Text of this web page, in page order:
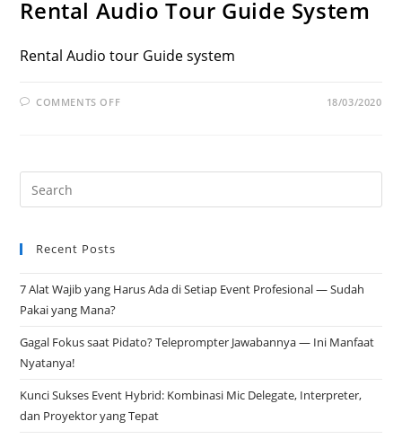
Rental Audio Tour Guide System
Rental Audio tour Guide system
COMMENTS OFF 18/03/2020
Recent Posts
7 Alat Wajib yang Harus Ada di Setiap Event Profesional — Sudah
Pakai yang Mana?
Gagal Fokus saat Pidato? Teleprompter Jawabannya — Ini Manfaat
Nyatanya!
Kunci Sukses Event Hybrid: Kombinasi Mic Delegate, Interpreter,
dan Proyektor yang Tepat